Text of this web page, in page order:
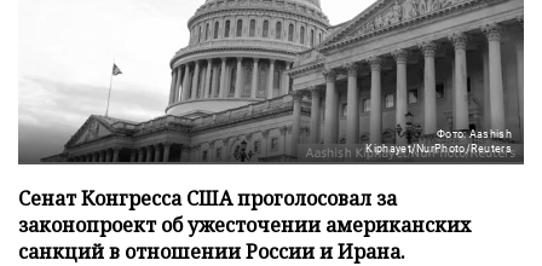
Фото: Aashish
Kiphayet/NurPhoto/Reuters
Сенат Конгресса США проголосовал за
законопроект об ужесточении американских
санкций в отношении России и Ирана.